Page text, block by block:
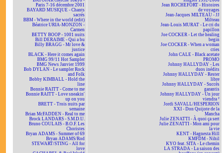
Paris 7-16 décembre 2001
BAYARD MUSIQUE - Chants
sacrés
BBM - Where in the world (edit)
Béatrice URIA-MONZON -
Carmen
BETTY BOOP - 1001 nuits
Bill DERAIME - Qui a bu
Billy BRAGG - Mr love &
justice
BLACK - Here it comes again
BMG 99/11 Hot Sampler
BMG News Janvier 1999
Bob DYLAN - Le sampler Rock
and Folk
Bobby KIMBALL - Hold the
line
Bonnie RAITT - Come to me
Bonnie RAITT - Love sneakin'
up on you
BRETT - Trois nuits par
semaine
Brian McFADDEN - Real to me
Brock LANDARS - S.M.D.U.
Bruno COULAIS - B.O.F. Les
Choristes
Bryan ADAMS - Summer of 69
Bryan ADAMS/Rod
STEWART/STING - All for
love
Jean ROCHEFORT - Histoires
de voyages
Jean-Jacques MILTEAU - JJ
Milteau
Jean-Louis MURAT - Le cri du
papillon
Joe COCKER - Let the healing
begin
Joe COCKER - When a woman
cries
John CALE - Black acetate
PROMO
Johnny HALLYDAY - Les
duos inédits
Johnny HALLYDAY - Rester
libre
Johnny HALLYDAY - Succès
garantis
Johnny HALLYDAY - Un jour
viendra ²
Jordi SAVALL/HESPERION
XXI - Don Quijote de la
Mancha
Julie ZENATTI - À quoi ça sert
Julie ZENATTI - Mon ami pour
la vie
KENT - Hagnesta Hill
KMFDM - Nihil
KYO feat. SITA - Le chemin
LA STRADA - La saison des